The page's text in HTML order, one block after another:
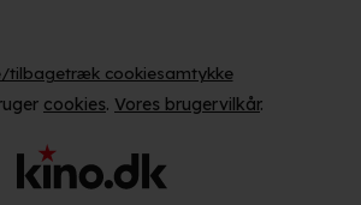
tilbagetræk cookiesamtykke
cookies. Vores brugervilkår.